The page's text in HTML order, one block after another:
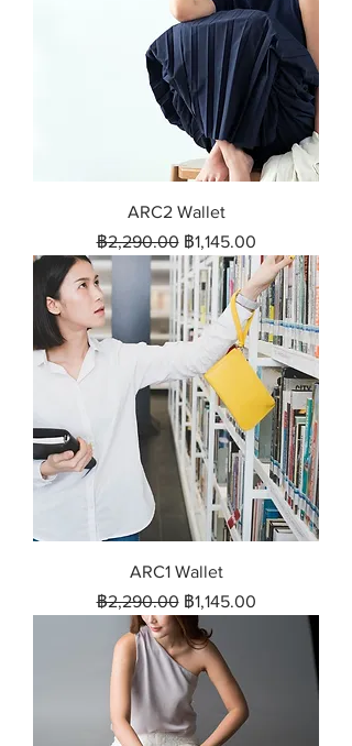
ARC2 Wallet
ราคาปกติ
฿2,290.00 ราคาขายลด
฿1,145.00
ARC1 Wallet
ราคาปกติ
฿2,290.00 ราคาขายลด
฿1,145.00